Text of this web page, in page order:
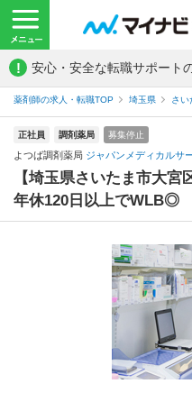
! 安心・安全な転職サポート
薬剤師の求人・転職TOP 埼玉県 さい
正社員 調剤薬局 募集停止
よつば調剤薬局 ジャパンメディカルサ
【埼玉県さいたま市大宮
年休120日以上でWLB◎